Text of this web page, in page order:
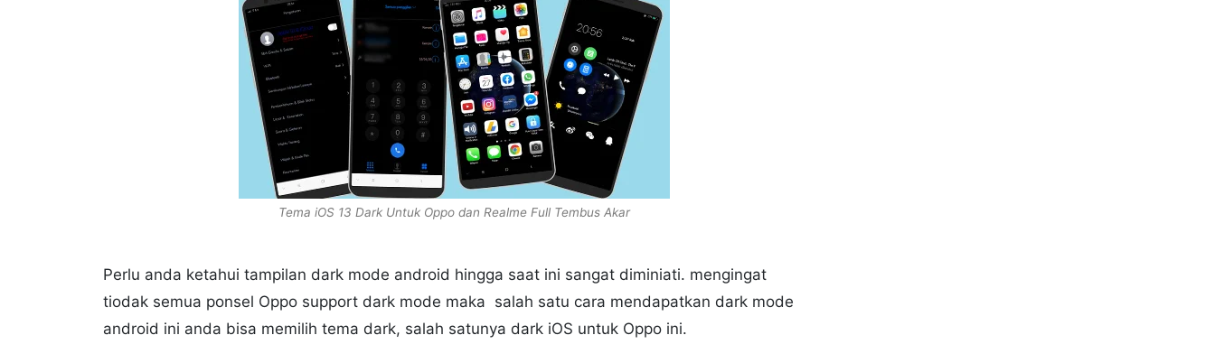
Tema iOS 13 Dark Untuk Oppo dan Realme Full Tembus Akar
Perlu anda ketahui tampilan dark mode android hingga saat ini sangat diminiati. mengingat
tiodak semua ponsel Oppo support dark mode maka salah satu cara mendapatkan dark mode
android ini anda bisa memilih tema dark, salah satunya dark iOS untuk Oppo ini.